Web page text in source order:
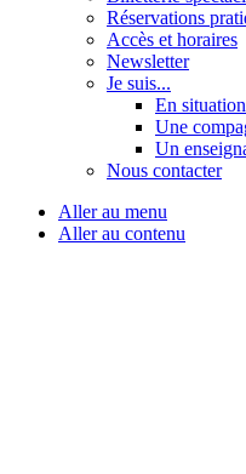
Réservations
Accès et horaires
Newsletter
Je suis...
En
Une
Un
Nous contacter
Aller au menu
Aller au contenu